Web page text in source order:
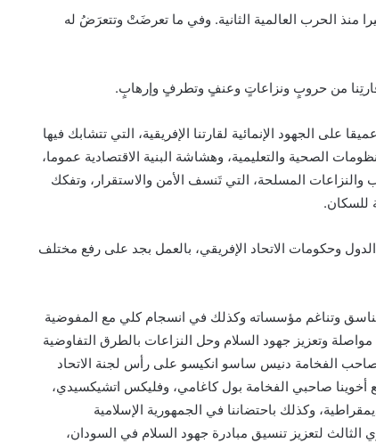
الحرب العالمية الثانية. وفي ما تعرضَتْ وتتعرَضُ له
قارتِنا من حروبٍ ونزاعاتٍ وعنفٍ وتطرفٍ وإرهابٍ.
على الجهود الإنمائية لقارتنا الإفريقية، التي تتشابك فيها
الصحية والتعليمية، وهشاشة البنية الاقتصادية عموما،
والنزاعات المسلحة، التي تَنسف الأمن والاستقرار، وتفكك
للسكان.
اختتام الدورة 37 لمؤتمر رؤساء الدول وحكومات الاتحاد الإفريقي، بالعمل بجد على رفع مختلف
وتناغم مؤسساته وكذلك في انسجام كلي مع المفوضية
مواصلة وتعزيز جهود السلام وحل النزاعات بالطرق التفاوضية
صاحب الفخامة دنيس ساسو انكيسو على رأس لجنة الاتحاد
أخوينا صاحبي الفخامة بول كاغامي، وفليكس اتشيكسيدي،
وكذلك باحتضاننا في الجمهورية الإسلامية
الاجتماع التشاوري الثالث لتعزيز تنسيق مبادرة جهود السلام في السودان،